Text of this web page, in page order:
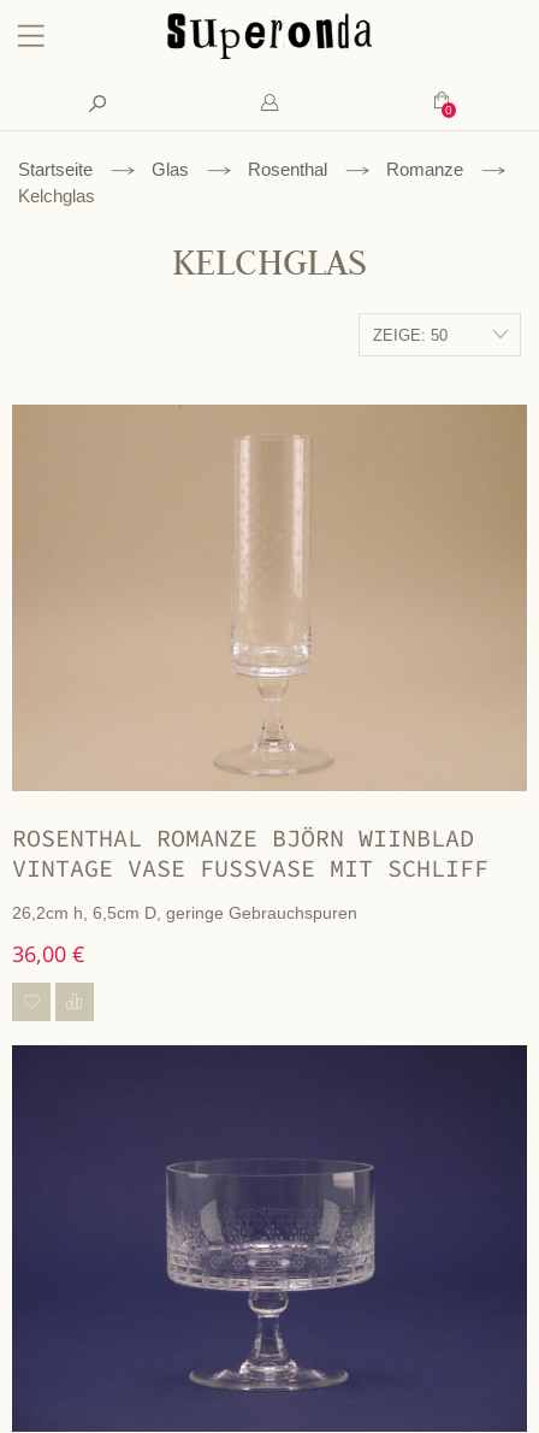
Konto
Mein
Suche
Startseite Glas Rosenthal
Romanze
Kelchglas
KELCHGLAS
ROSENTHAL ROMANZE BJÖRN WIINBLAD
VINTAGE VASE FUSSVASE MIT SCHLIFF
26,2cm h, 6,5cm D, geringe Gebrauchspuren
36,00 €